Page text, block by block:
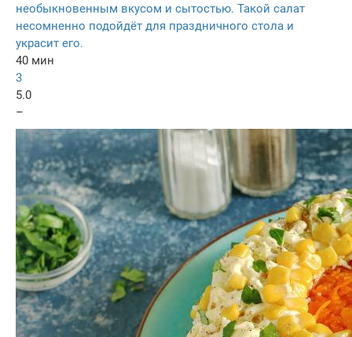
необыкновенным вкусом и сытостью. Такой салат
несомненно подойдёт для праздничного стола и
украсит его.
40 мин
3
5.0
–